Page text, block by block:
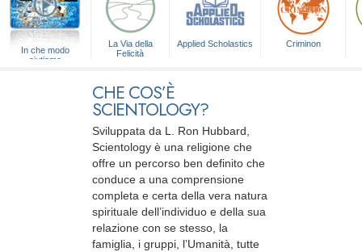
In che modo
aiutiamo
La Via della
Felicità
Applied Scholastics Criminon
CHE COS’È
SCIENTOLOGY?
Sviluppata da L. Ron Hubbard
Scientology è una religione che
offre un percorso ben definito che
conduce a una comprensione
completa e certa della vera natura
spirituale dell’individuo e della sua
relazione con se stesso, la
famiglia, i gruppi, l’Umanità, tutte